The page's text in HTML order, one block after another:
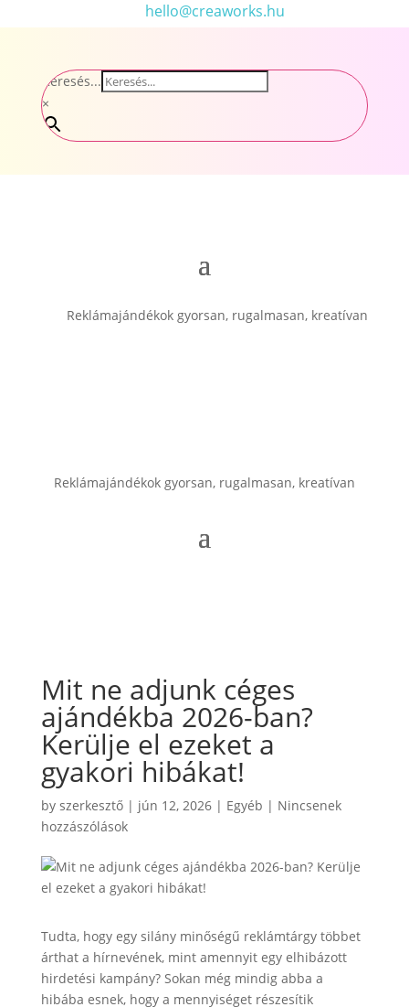
hello@creaworks.hu
Keresés...
×
Reklámajándékok gyorsan, rugalmasan, kreatívan
Reklámajándékok gyorsan, rugalmasan, kreatívan
Mit ne adjunk céges
ajándékba 2026-ban?
Kerülje el ezeket a
gyakori hibákat!
by szerkesztő| jún 12, 2026| Egyéb | Nincsenek
hozzászólások
Tudta, hogy egy silány minőségű reklámtárgy többet
árthat a hírnevének, mint amennyit egy elhibázott
hirdetési kampány? Sokan még mindig abba a
hibába esnek, hogy a mennyiséget részesítik